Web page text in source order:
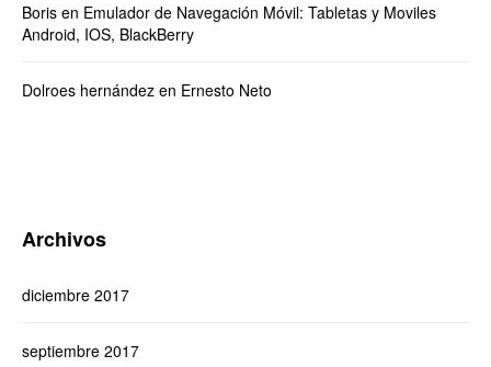
Boris en Emulador de Navegación Móvil: Tabletas y Moviles
Android, IOS, BlackBerry
Dolroes hernández en Ernesto Neto
Archivos
diciembre 2017
septiembre 2017